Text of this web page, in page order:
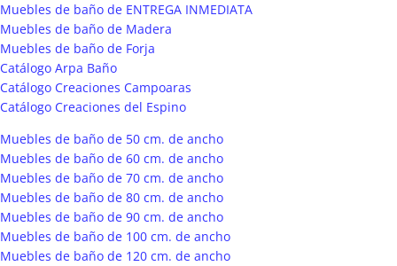
Muebles de baño de ENTREGA INMEDIATA
Muebles de baño de Madera
Muebles de baño de Forja
Catálogo Arpa Baño
Catálogo Creaciones Campoaras
Catálogo Creaciones del Espino
Muebles de baño de 50 cm. de ancho
Muebles de baño de 60 cm. de ancho
Muebles de baño de 70 cm. de ancho
Muebles de baño de 80 cm. de ancho
Muebles de baño de 90 cm. de ancho
Muebles de baño de 100 cm. de ancho
Muebles de baño de 120 cm. de ancho